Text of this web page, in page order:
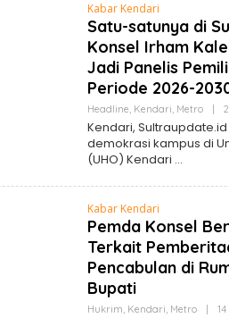
Kabar Kendari
Satu-satunya di
Konsel Irham
Jadi Panelis
Periode 2026-
Headline, Kendari, Metro
Kendari,
demokrasi kampus di
(UHO) Kendari
Kabar Kendari
Pemda Konsel
Terkait
Pencabulan di
Bupati
Hukrim, Kendari, Metro